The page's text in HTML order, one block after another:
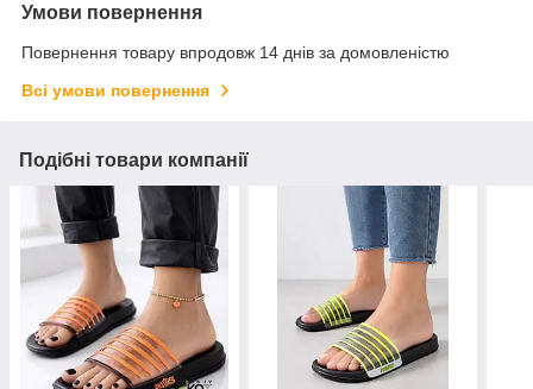
Умови повернення
Повернення товару впродовж 14 днів за домовленістю
Всі умови повернення
Подібні товари компанії